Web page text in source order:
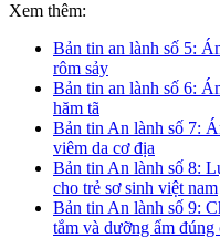
Xem thêm:
Bản tin an lành số 5:
rôm sảy
Bản tin an lành số 6:
hăm tã
Bản tin An lành số 7:
viêm da cơ địa
Bản tin An lành số 8:
cho trẻ sơ sinh việt nam
Bản tin An lành số 9:
tắm và dưỡng ẩm đúng